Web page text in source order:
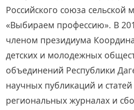
Российского союза сельской
«Выбираем профессию». В
членом президиума
детских и молодежных
объединений Республики
научных публикаций и
региональных журналах и